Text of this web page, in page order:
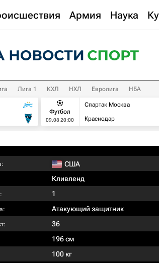
Армия Наука
Лига 1 КХЛ НХЛ Евролига НБА
Футбол
09.08 20:00
Спартак Москва
Краснодар
США
Кливленд
1
Атакующий защитник
36
196 см
100 кг